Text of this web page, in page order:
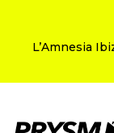
L’Amnesia